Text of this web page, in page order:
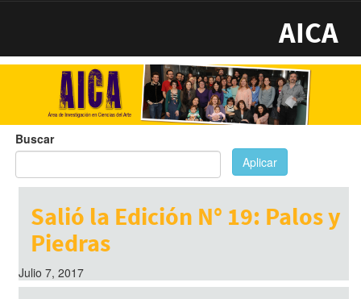
AICA
Buscar
Aplicar
Salió la Edición N° 19: Palos y
Piedras
Julio 7, 2017